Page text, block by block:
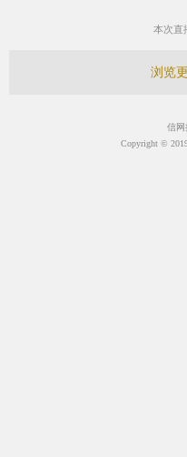
本次直
浏览
信网
Copyright ©